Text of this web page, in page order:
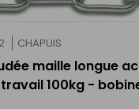
CHAPUIS
maille longue
100kg -